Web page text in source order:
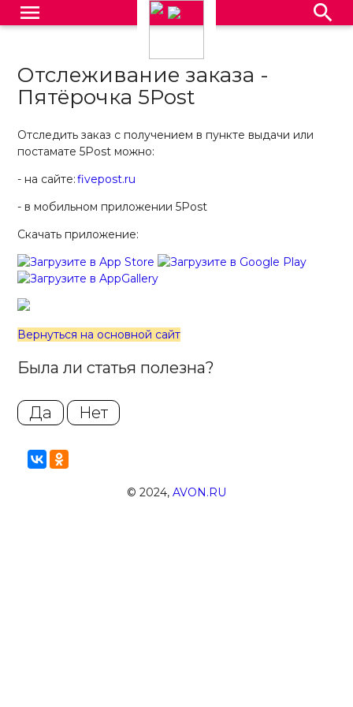
menu search
Отслеживание заказа -
Пятёрочка 5Post
Отследить заказ с получением в пункте выдачи или
постамате 5Post можно:
- на сайте:fivepost.ru
- в мобильном приложении5Post
Скачать приложение:
Вернуться на основной сайт
Была ли статья полезна?
Да Нет
© 2024, AVON.RU